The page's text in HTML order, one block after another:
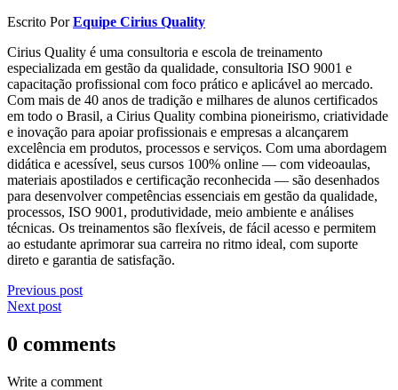
Escrito PorEquipe Cirius Quality
Cirius Quality é uma consultoria e escola de treinamento
especializada em gestão da qualidade, consultoria ISO 9001 e
capacitação profissional com foco prático e aplicável ao mercado.
Com mais de 40 anos de tradição e milhares de alunos certificados
em todo o Brasil, a Cirius Quality combina pioneirismo, criatividade
e inovação para apoiar profissionais e empresas a alcançarem
excelência em produtos, processos e serviços. Com uma abordagem
didática e acessível, seus cursos 100% online — com videoaulas,
materiais apostilados e certificação reconhecida — são desenhados
para desenvolver competências essenciais em gestão da qualidade,
processos, ISO 9001, produtividade, meio ambiente e análises
técnicas. Os treinamentos são flexíveis, de fácil acesso e permitem
ao estudante aprimorar sua carreira no ritmo ideal, com suporte
direto e garantia de satisfação.
Previous post
Next post
0 comments
Write a comment